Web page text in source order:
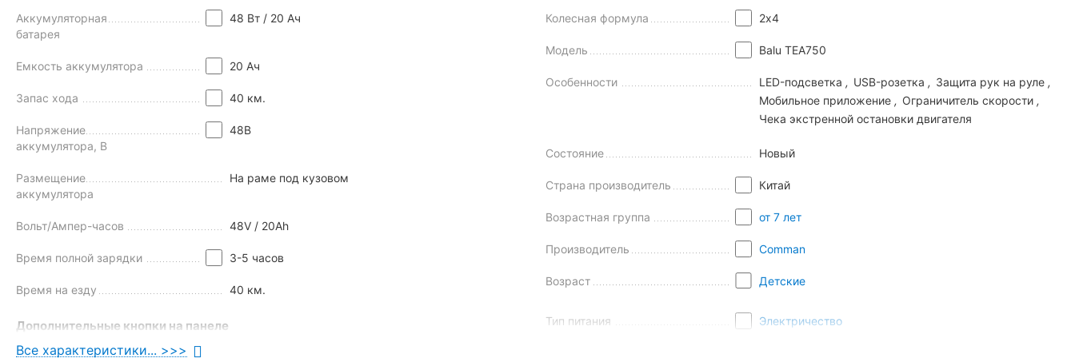
Электронную приборную панель.
Сигнализацию.
Аккумуляторная
батарея
48 Вт / 20 Ач
Емкость аккумулятора 20 Ач
Запас хода 40 км.
Напряжение
аккумулятора, В
48В
Размещение
аккумулятора
На раме под кузовом
Вольт/Ампер-часов 48V / 20Ah
Время полной зарядки 3-5 часов
Время на езду 40 км.
Дополнительные кнопки на панеле
Колесная формула 2х4
Модель Balu TEA750
Особенности LED-подсветка , USB-розетка , Защита рук на руле ,
Мобильное приложение , Ограничитель скорости ,
Чека экстренной остановки двигателя
Состояние Новый
Страна производитель Китай
Возрастная группа от 7 лет
Производитель Comman
Возраст Детские
Тип питания Электричество
Все характеристики... >>>